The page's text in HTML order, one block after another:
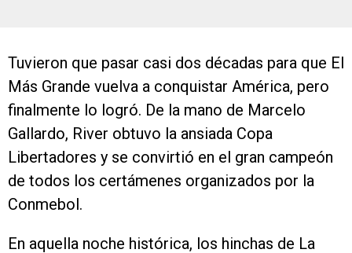
Tuvieron que pasar casi dos décadas para que El
Más Grande vuelva a conquistar América, pero
finalmente lo logró. De la mano de Marcelo
Gallardo, River obtuvo la ansiada Copa
Libertadores y se convirtió en el gran campeón
de todos los certámenes organizados por la
Conmebol.
En aquella noche histórica, los hinchas de La